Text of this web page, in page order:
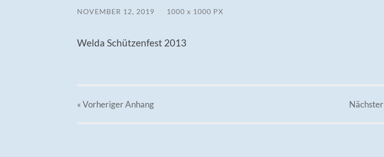
NOVEMBER 12, 2019 1000 x 1000 PX
Welda Schützenfest 2013
« VorherigerAnhang Nächster